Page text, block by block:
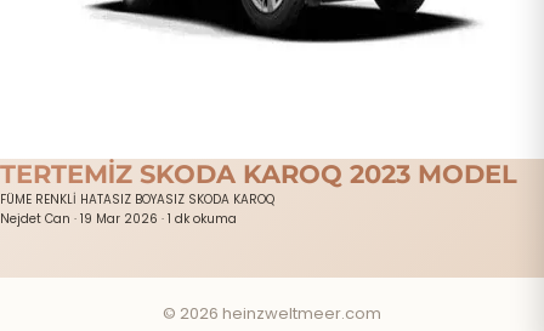
TERTEMİZ SKODA KAROQ 2023 MODEL
FÜME RENKLİ HATASIZ BOYASIZ SKODA KAROQ
Nejdet Can · 19 Mar 2026 · 1 dk okuma
© 2026 heinzweltmeer.com